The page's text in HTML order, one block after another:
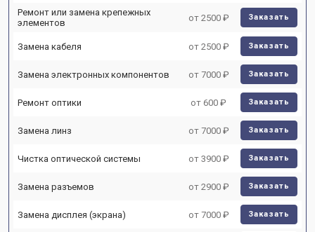
Ремонт или замена крепежных
элементов
от 2500 ₽ Заказать
Замена кабеля от 2500 ₽ Заказать
Замена электронных компонентов от 7000 ₽ Заказать
Ремонт оптики от 600 ₽ Заказать
Замена линз от 7000 ₽ Заказать
Чистка оптической системы от 3900 ₽ Заказать
Замена разъемов от 2900 ₽ Заказать
Замена дисплея (экрана) от 7000 ₽ Заказать